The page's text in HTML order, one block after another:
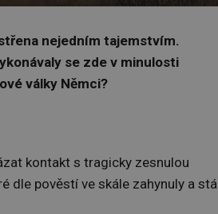
nejedním tajemstvím.
se zde v minulosti
války Němci?
kontakt s tragicky zesnulou
pověstí ve skále zahynuly a